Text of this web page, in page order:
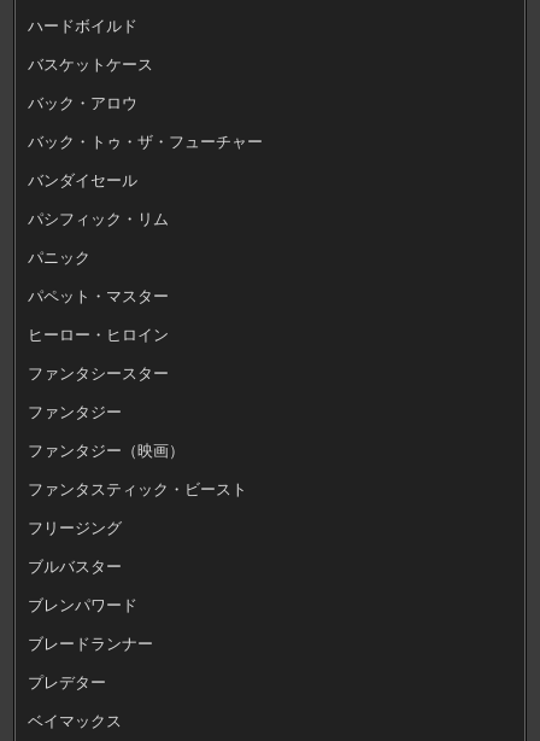
ハードボイルド
バスケットケース
バック・アロウ
バック・トゥ・ザ・フューチャー
バンダイセール
パシフィック・リム
パニック
パペット・マスター
ヒーロー・ヒロイン
ファンタシースター
ファンタジー
ファンタジー（映画）
ファンタスティック・ビースト
フリージング
ブルバスター
ブレンパワード
ブレードランナー
プレデター
ベイマックス